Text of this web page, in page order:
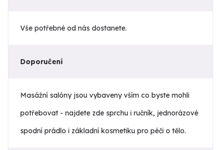
Vše potřebné od nás dostanete.
Doporučení
Masážní salóny jsou vybaveny vším co byste mohli
potřebovat - najdete zde sprchu i ručník, jednorázové
spodní prádlo i základní kosmetiku pro péči o tělo.